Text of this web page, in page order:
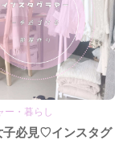
ー・暮らし
子必見♡インスタグ